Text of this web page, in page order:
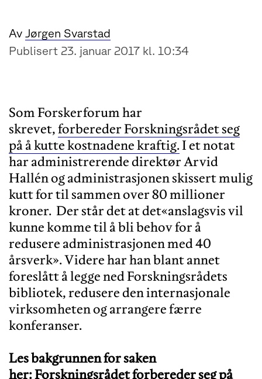
Av Jørgen Svarstad
Publisert 23. januar 2017 kl. 10:34
Som Forskerforum har
skrevet,forbereder Forskningsrådet seg
på å kutte kostnadene kraftig.I et notat
har administrerende direktør Arvid
Hallén og administrasjonen skissert mulig
kutt for til sammen over 80 millioner
kroner. Der står det at det«anslagsvis vil
kunne komme til å bli behov for å
redusere administrasjonen med 40
årsverk». Videre har han blant annet
foreslått å legge ned Forskningsrådets
bibliotek, redusere den internasjonale
virksomheten og arrangere færre
konferanser.
Les bakgrunnen for saken
her:Forskningsrådet forbereder seg på